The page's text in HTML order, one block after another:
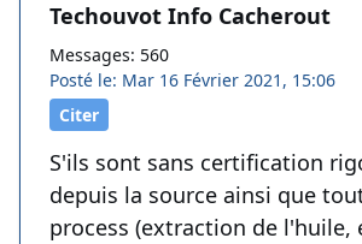
Techouvot Info Cacherout
Messages: 560
Posté le: Mar 16 Février 2021, 15:06
Citer
S'ils sont sans certification
depuis la source ainsi que
process (extraction de l'huile,